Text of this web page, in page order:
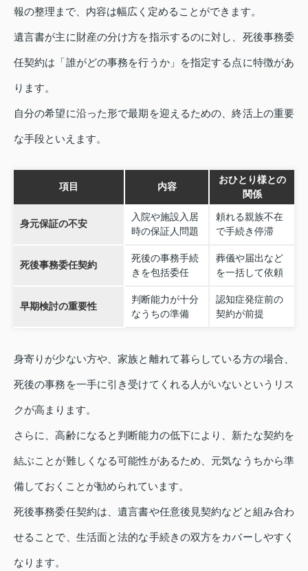
報の整理まで、内容は幅広く定めることができます。
遺言書が主に財産の分け方を指示するのに対し、死後事務委
任契約は「誰がどの事務を行うか」を指定する点に特徴があ
ります。
自分の希望に沿った形で最期を迎えるための、終活上の重要
な手段といえます。
項目 内容
おひとり様との
関係
身元保証の不安
入院や施設入居
時の保証人問題
頼れる親族不在
で手続き停滞
死後事務委任契約
死後の事務手続
きを包括委任
葬儀や届出など
を一括して依頼
早期検討の重要性
判断能力が十分
なうちの準備
認知症発症前の
契約が前提
身寄りが少ない方や、家族と離れて暮らしている方の場合、
死後の事務を一手に引き受けてくれる人がいないというリス
クが高まります。
さらに、高齢になると判断能力の低下により、新たな契約を
結ぶことが難しくなる可能性があるため、元気なうちから準
備しておくことが勧められています。
死後事務委任契約は、遺言書や任意後見契約などと組み合わ
せることで、生活面と法的な手続きの双方をカバーしやすく
なります。